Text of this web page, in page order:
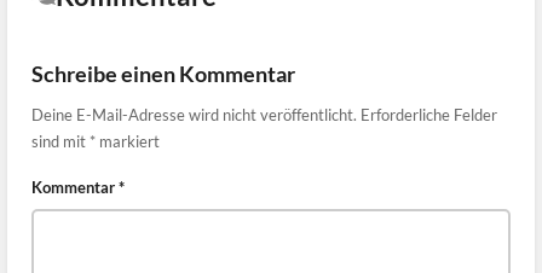
Schreibe einen Kommentar
Deine E-Mail-Adresse wird nicht veröffentlicht. Erforderliche Felder
sind mit * markiert
Kommentar*